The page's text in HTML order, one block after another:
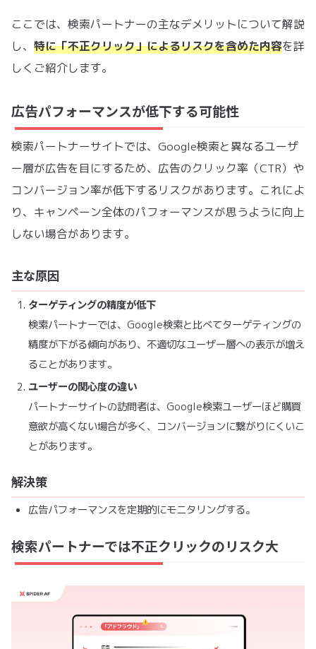
ここでは、検索パートナーの主なデメリットについて解説
し、 特に「不正クリック」によるリスクを含めた内容を詳
しくご紹介します。
広告パフォーマンスが低下する可能性
検索パートナーサイトでは、Google検索と異なるユーザ
ー層が広告を目にするため、広告のクリック率（CTR）や
コンバージョン率が低下するリスクがあります。これによ
り、キャンペーン全体のパフォーマンスが思うように向上
しない場合があります。
主な原因
ターゲティングの精度が低下
検索パートナーでは、Google検索と比べてターゲティングの
精度が下がる傾向があり、不適切なユーザー層への表示が増え
ることがあります。
ユーザーの関心度の違い
パートナーサイトの訪問者は、Google検索ユーザーほど購買
意欲が高くない場合が多く、コンバージョンに繋がりにくいこ
とがあります。
解決策
広告パフォーマンスを定期的にモニタリングする。
検索パートナーでは不正クリックのリスク大